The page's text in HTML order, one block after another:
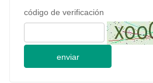
código de verificación
enviar